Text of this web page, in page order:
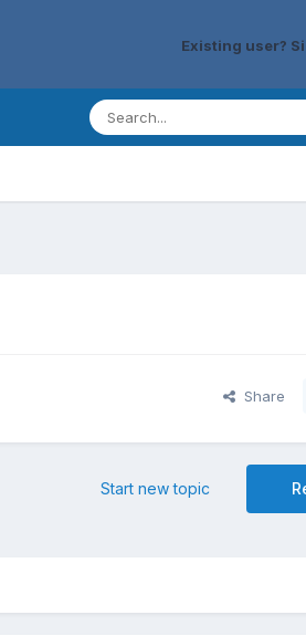
Existing user?
Share
Start new topic